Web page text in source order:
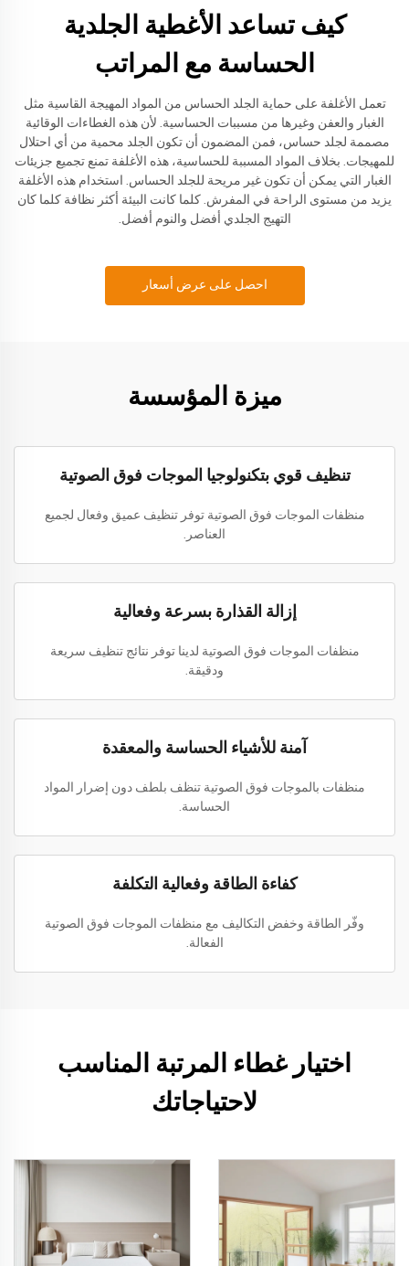
كيف تساعد الأغطية الجلدية
الحساسة مع المراتب
تعمل الأغلفة على حماية الجلد الحساس من المواد المهيجة القاسية مثل
الغبار والعفن وغيرها من مسببات الحساسية. لأن هذه الغطاءات الوقائية
مصممة لجلد حساس، فمن المضمون أن تكون الجلد محمية من أي احتلال
للمهيجات. بخلاف المواد المسببة للحساسية، هذه الأغلفة تمنع تجميع جزيئات
الغبار التي يمكن أن تكون غير مريحة للجلد الحساس. استخدام هذه الأغلفة
يزيد من مستوى الراحة في المفرش. كلما كانت البيئة أكثر نظافة كلما كان
التهيج الجلدي أفضل والنوم أفضل.
احصل على عرض أسعار
ميزة المؤسسة
تنظيف قوي بتكنولوجيا الموجات فوق الصوتية
منظفات الموجات فوق الصوتية توفر تنظيف عميق وفعال لجميع
العناصر.
إزالة القذارة بسرعة وفعالية
منظفات الموجات فوق الصوتية لدينا توفر نتائج تنظيف سريعة
ودقيقة.
آمنة للأشياء الحساسة والمعقدة
منظفات بالموجات فوق الصوتية تنظف بلطف دون إضرار المواد
الحساسة.
كفاءة الطاقة وفعالية التكلفة
وفّر الطاقة وخفض التكاليف مع منظفات الموجات فوق الصوتية
الفعالة.
اختيار غطاء المرتبة المناسب
لاحتياجاتك